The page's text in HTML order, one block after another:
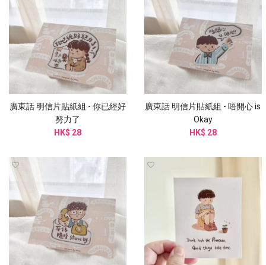
廣東話 明信片貼紙組 - 你已經好
努力了
HK$ 28
廣東話 明信片貼紙組 - 唔開心 is
Okay
HK$ 28